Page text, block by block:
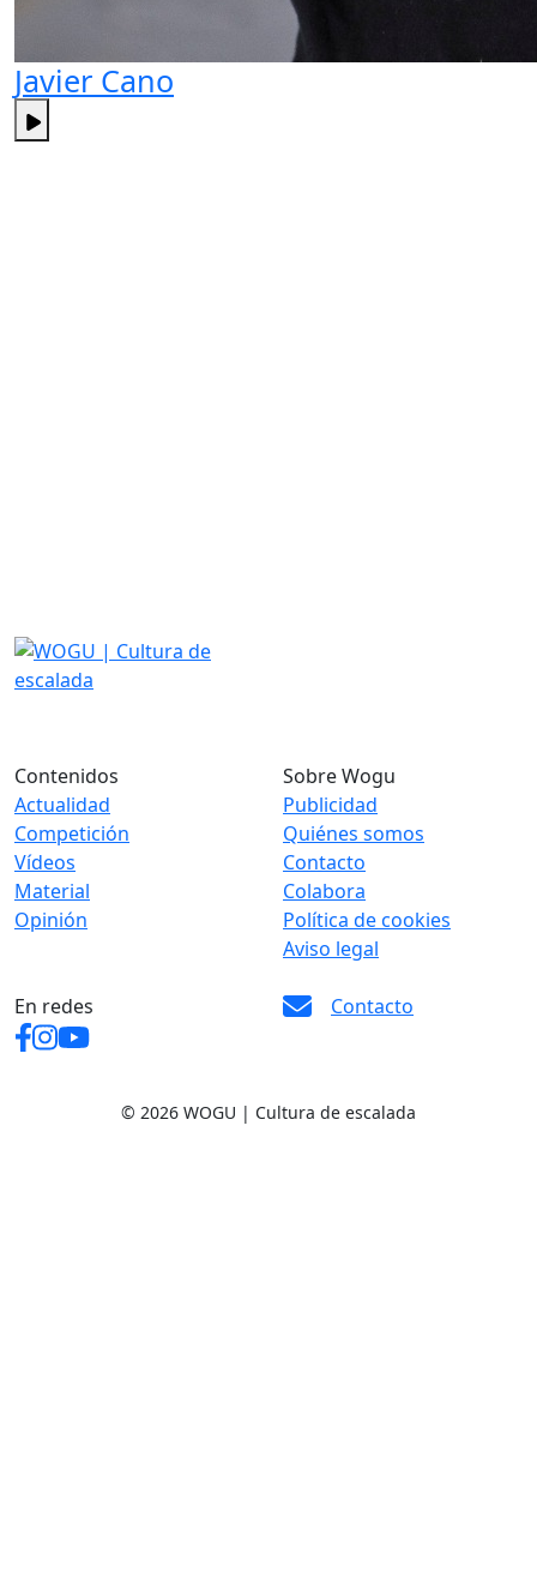
Javier Cano
Contenidos
Actualidad
Competición
Vídeos
Material
Opinión
Sobre Wogu
Publicidad
Quiénes somos
Contacto
Colabora
Política de cookies
Aviso legal
En redes Contacto
© 2026 WOGU | Cultura de escalada